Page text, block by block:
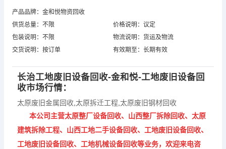
产品品牌：金和悦物资回收
供货总量：不限
价格说明：议定
包装说明：不限
物流说明：货运及物流
交货说明：按订单
有效期至：长期有效
长治工地废旧设备回收-金和悦-工地废旧设备回
收市场行情：
太原废旧金属回收 太原拆迁工程 太原废旧钢材回收
本公司主营太原整厂设备回收、山西整厂拆除回收、太原
建筑拆除工程、山西工地二手设备回收、工地废旧设备回收、
工地废旧设备回收、工地机械设备回收等业务，欢迎来电咨